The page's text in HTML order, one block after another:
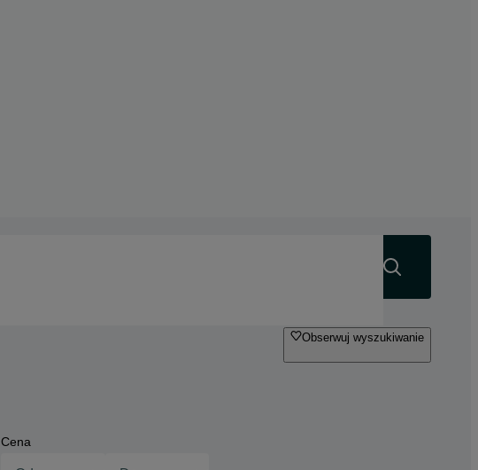
Obserwuj wyszukiwanie
Cena